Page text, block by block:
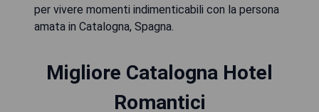
per vivere momenti indimenticabili con la persona
Migliore Catalogna Hotel
Romantici